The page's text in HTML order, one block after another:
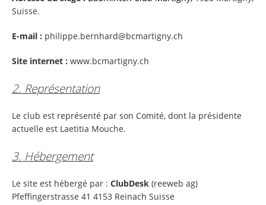
Suisse.
E-mail : philippe.bernhard@bcmartigny.ch
Site internet : www.bcmartigny.ch
2. Représentation
Le club est représenté par son Comité, dont la présidente
actuelle est Laetitia Mouche.
3. Hébergement
Le site est hébergé par : ClubDesk (reeweb ag)
Pfeffingerstrasse 41 4153 Reinach Suisse